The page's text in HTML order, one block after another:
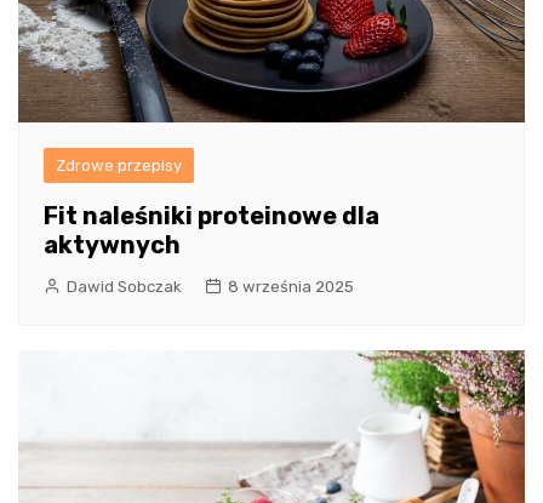
Zdrowe przepisy
Fit naleśniki proteinowe dla
aktywnych
Dawid Sobczak 8 września 2025